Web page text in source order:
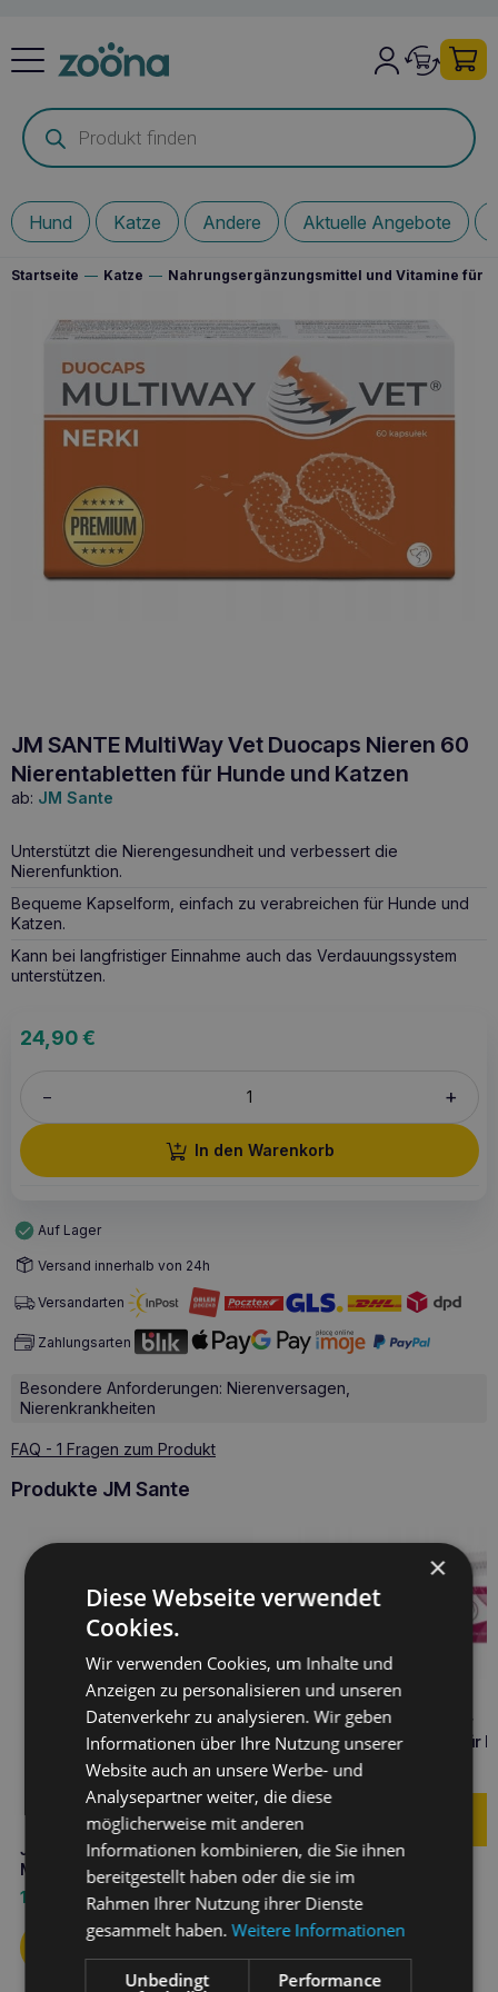
Products
search
Hund Katze Andere Aktuelle Angebote
Startseite — Katze — Nahrungsergänzungsmittel und Vitamine für
JM SANTE MultiWay Vet Duocaps Nieren 60
Nierentabletten für Hunde und Katzen
ab: JM Sante
Unterstützt die Nierengesundheit und verbessert die
Nierenfunktion.
Bequeme Kapselform, einfach zu verabreichen für Hunde und
Katzen.
Kann bei langfristiger Einnahme auch das Verdauungssystem
unterstützen.
24,90€
– +
In den Warenkorb
Auf Lager
Versand innerhalb von 24h
Versandarten
Zahlungsarten
Besondere Anforderungen: Nierenversagen,
Nierenkrankheiten
FAQ - 1 Fragen zum Produkt
Produkte JM Sante
JM SANTE Vet Protector 30ml
Mundspülung
16,10
JM SANTE Vet Protector
Gastro-Butyrate 60ml für
und Katze
16,00€
×
Diese Webseite verwendet
Cookies.
Wir verwenden Cookies, um Inhalte und
Anzeigen zu personalisieren und unseren
Datenverkehr zu analysieren. Wir geben
Informationen über Ihre Nutzung unserer
Website auch an unsere Werbe- und
Analysepartner weiter, die diese
möglicherweise mit anderen
Informationen kombinieren, die Sie ihnen
bereitgestellt haben oder die sie im
Rahmen Ihrer Nutzung ihrer Dienste
gesammelt haben.Weitere Informationen
Unbedingt
Performance